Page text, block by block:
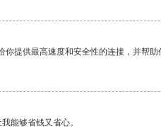
提供最高速度和安全性的连接，并帮助
能够省钱又省心。